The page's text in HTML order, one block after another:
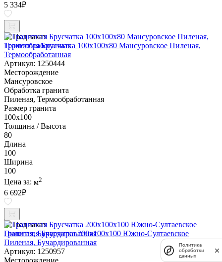
5 334₽
Под заказ
Гранитная Брусчатка 100х100x80 Мансуровское Пиленая,
Термообработанная
Артикул: 1250444
Месторождение
Мансуровское
Обработка гранита
Пиленая, Термообработанная
Размер гранита
100х100
Толщина / Высота
80
Длина
100
Ширина
100
Цена за: м2
6 692₽
Под заказ
Гранитная Брусчатка 200х100x100 Южно-Султаевское
Пиленая, Бучардированная
Артикул: 1250957
Месторождение
Политика
обработки
данных